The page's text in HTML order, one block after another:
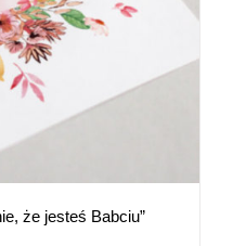
że jesteś Babciu”